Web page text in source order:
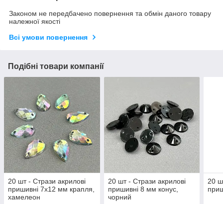
Законом не передбачено повернення та обмін даного товару
належної якості
Всі умови повернення
Подібні товари компанії
20 шт - Стрази акрилові
пришивні 7х12 мм крапля,
хамелеон
20 шт - Стрази акрилові
пришивні 8 мм конус,
чорний
20